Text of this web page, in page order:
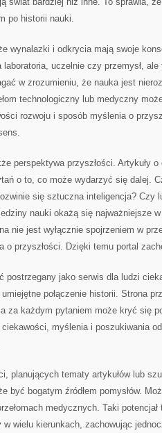
po historii nauki.
wynalazki i odkrycia mają swoje
laboratoria, uczelnie czy przemysł,
w zrozumieniu, że nauka jest
technologiczny lub medyczny
rozwoju i sposób myślenia o
perspektywa przyszłości. Artykuły
o to, co może wydarzyć się dalej.
się sztuczna inteligencja? Czy
nauki okażą się najważniejsze
nie jest wyłącznie spojrzeniem w
o przyszłości. Dzięki temu portal
postrzegany jako serwis dla ludzi
połączenie historii. Strona
za każdym pytaniem może kryć się
myślenia i poszukiwania
planujących tematy artykułów lub
być bogatym źródłem pomysłów.
medycznych. Taki
wielu kierunkach, zachowując